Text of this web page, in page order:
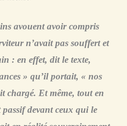
avouent avoir compris
n’avait pas souffert et
: en effet, dit le texte,
» qu’il portait, « nos
chargé. Et même, tout en
devant ceux qui le